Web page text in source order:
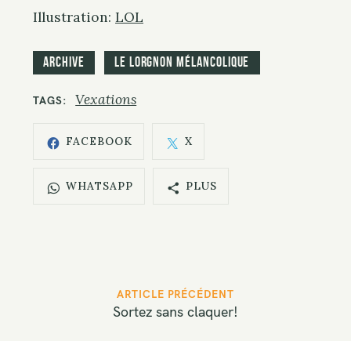
Illustration: LOL
Archive Le Lorgnon mélancolique
TAGS Vexations
FACEBOOK X
WHATSAPP PLUS
ARTICLE PRÉCÉDENT
Sortez sans claquer!